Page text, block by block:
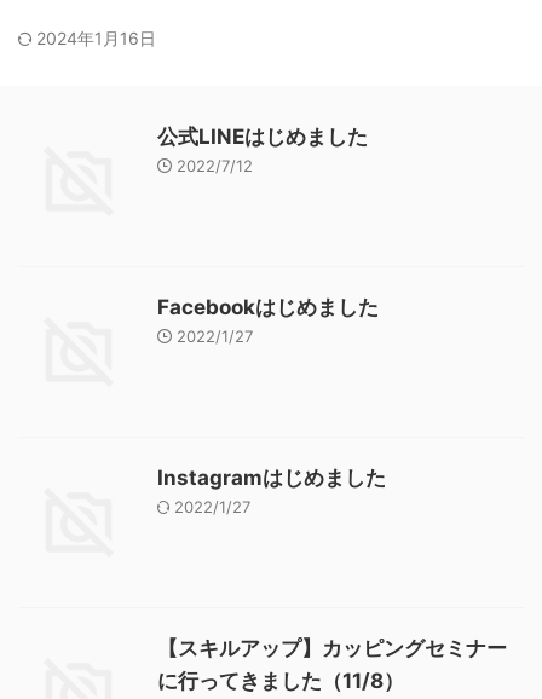
2024年1月16日
公式LINEはじめました
2022/7/12
Facebookはじめました
2022/1/27
Instagramはじめました
2022/1/27
【スキルアップ】カッピングセミナー
に行ってきました（11/8）